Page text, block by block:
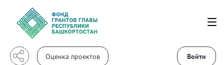
Войти